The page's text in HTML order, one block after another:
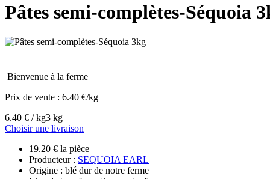
Pâtes semi-complètes-Séquoia
Bienvenue à la ferme
Prix de vente : 6.40 €/kg
6.40 € / kg3 kg
Choisir une livraison
19.20 € la pièce
Producteur : SEQUOIA EARL
Origine : blé dur de notre ferme